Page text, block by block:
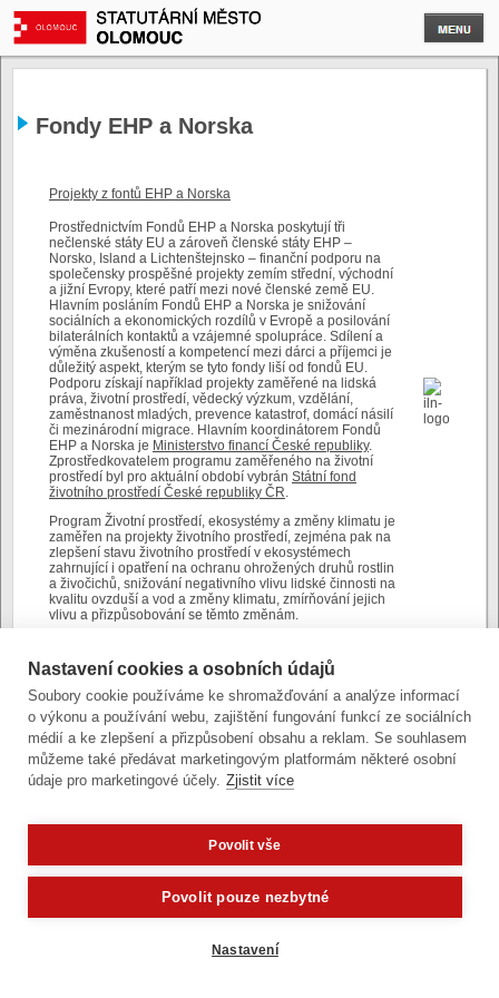
Fondy EHP a Norska
Projekty z fontů EHP a Norska
Prostřednictvím Fondů EHP a Norska poskytují tři
nečlenské státy EU a zároveň členské státy EHP –
Norsko, Island a Lichtenštejnsko – finanční podporu na
společensky prospěšné projekty zemím střední, východní
a jižní Evropy, které patří mezi nové členské země EU.
Hlavním posláním Fondů EHP a Norska je snižování
sociálních a ekonomických rozdílů v Evropě a posilování
bilaterálních kontaktů a vzájemné spolupráce. Sdílení a
výměna zkušeností a kompetencí mezi dárci a příjemci je
důležitý aspekt, kterým se tyto fondy liší od fondů EU.
Podporu získají například projekty zaměřené na lidská
práva, životní prostředí, vědecký výzkum, vzdělání,
zaměstnanost mladých, prevence katastrof, domácí násilí
či mezinárodní migrace. Hlavním koordinátorem Fondů
EHP a Norska je Ministerstvo financí České republiky.
Zprostředkovatelem programu zaměřeného na životní
prostředí byl pro aktuální období vybrán Státní fond
životního prostředí České republiky ČR.
Program Životní prostředí, ekosystémy a změny klimatu je
zaměřen na projekty životního prostředí, zejména pak na
zlepšení stavu životního prostředí v ekosystémech
zahrnující i opatření na ochranu ohrožených druhů rostlin
a živočichů, snižování negativního vlivu lidské činnosti na
kvalitu ovzduší a vod a změny klimatu, zmírňování jejich
vlivu a přizpůsobování se těmto změnám.
Zobrazit verzi pro počítač
Články a fotografie lze kopírovat jen se svolením provozovatele
cookies
© statutární město Olomouc
Nastavení cookies a osobních údajů
Soubory cookie používáme ke shromažďování a analýze informací
o výkonu a používání webu, zajištění fungování funkcí ze sociálních
médií a ke zlepšení a přizpůsobení obsahu a reklam. Se souhlasem
můžeme také předávat marketingovým platformám některé osobní
údaje pro marketingové účely. Zjistit více
Povolit vše
Povolit pouze nezbytné
Nastavení
Potřebujete poradit?Zeptejte se našeho asist